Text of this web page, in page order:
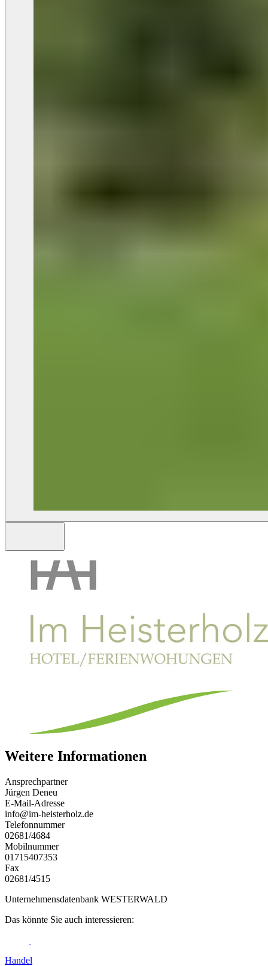
Weitere Informationen
Ansprechpartner
Jürgen Deneu
E-Mail-Adresse
info@im-heisterholz.de
Telefonnummer
02681/4684
Mobilnummer
01715407353
Fax
02681/4515
Unternehmensdatenbank WESTERWALD
Das könnte Sie auch interessieren:
Handel